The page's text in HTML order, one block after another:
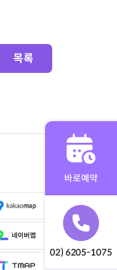
목록
바로예약
02) 6205-1075